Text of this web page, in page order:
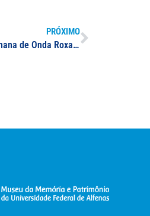
PRÓXIMO
:: Suplemento da edição nº 16 – 07/04/2021 – Balanço da 3ª semana de Onda Roxa no combate à Covid-19 em Minas Gerais